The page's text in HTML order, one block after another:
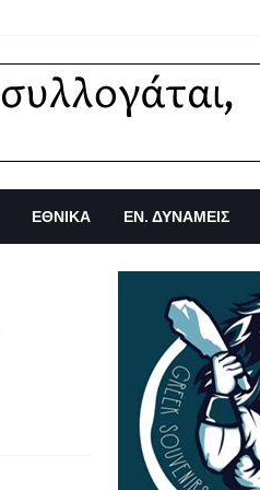
ΕΘΝΙΚΑ ΕΝ. ΔΥΝΑΜΕΙΣ